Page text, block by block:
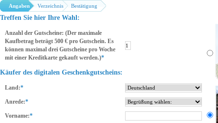
Angaben Verzeichnis Bestätigung
Treffen Sie hier Ihre Wahl:
Anzahl der Gutscheine: (Der maximale
Kaufbetrag beträgt 500 € pro Gutschein. Es
können maximal drei Gutscheine pro Woche
mit einer Kreditkarte gekauft werden.)*
Käufer des digitalen Geschenkgutscheins:
Land:*
Anrede:*
Vorname:*